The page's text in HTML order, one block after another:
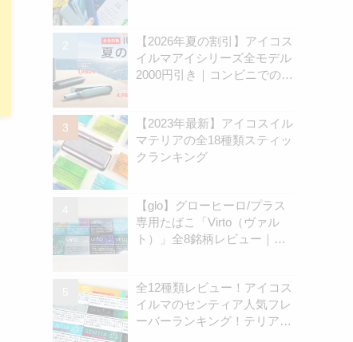
【2026年夏の割引】アイコス
イルマアイシリーズ全モデル
2000円引き｜コンビニでのキ
【2023年最新】アイコスイル
マテリアの全18種類スティッ
クランキング
【glo】グローヒーロ/プラス
専用たばこ「Virto（ヴァル
ト）」全8銘柄レビュー｜お
全12種類レビュー！アイコス
イルマのセンティア人気フレ
ーバーランキング！テリアと